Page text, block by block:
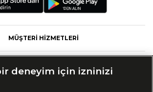
MÜŞTERİ HİZMETLERİ
deneyim için izninizi